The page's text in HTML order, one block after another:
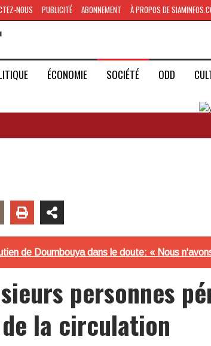
NOUS PUBLICITÉ ABONNEMENT À PROPOS DE
ÉCONOMIE SOCIÉTÉ ODD
de Doumbouya dans le doute: « Nous
personnes
la circulation